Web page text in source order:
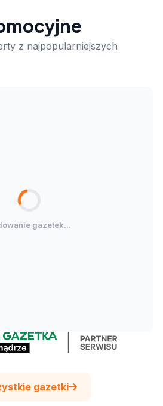
z najpopularniejszych
gazetek...
gazetki